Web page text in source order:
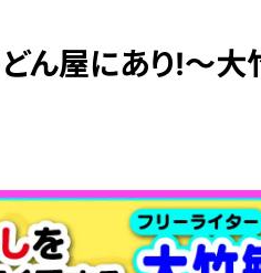
ん屋にあり!～大